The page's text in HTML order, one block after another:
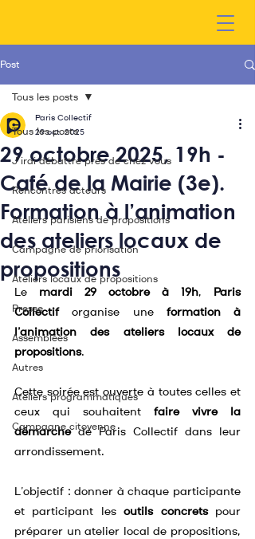
Post
Tous les posts
J'irai débattre près de chez vous
Rencontres acteurs
Ateliers parisiens de propositions
Campagne de priorisation
Ateliers locaux de propositions
Presse
Assemblées
Autres
Ateliers programmatiques
Campagne citoyenne
Tous les posts
29 octobre 2025, 19h -
Café de la Mairie (3e).
Formation à l’animation
des ateliers locaux de
propositions
Paris Collectif
29 oct. 2025
Le mardi 29 octobre à 19h,
Paris
Collectif organise une formation à
l’animation des ateliers locaux de
propositions.
Cette soirée est ouverte à toutes celles et
ceux qui souhaitent faire vivre la
démarche de Paris Collectif dans leur
arrondissement.
L’objectif : donner à chaque participante
et participant les outils concrets pour
préparer un atelier local de propositions,